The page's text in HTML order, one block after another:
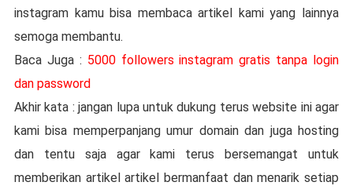
instagram kamu bisa membaca artikel kami yang lainnya
semoga membantu.
Baca Juga : 5000 followers instagram gratis tanpa login
dan password
Akhir kata : jangan lupa untuk dukung terus website ini agar
kami bisa memperpanjang umur domain dan juga hosting
dan tentu saja agar kami terus bersemangat untuk
memberikan artikel artikel bermanfaat dan menarik setiap